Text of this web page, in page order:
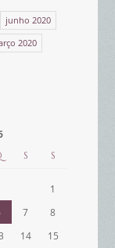
junho 2020
2020
S S
1
7
8
14
15